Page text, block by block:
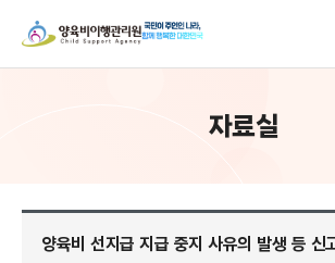
자료실
양육비 선지급 지급 중지 사유의 발생 등 신